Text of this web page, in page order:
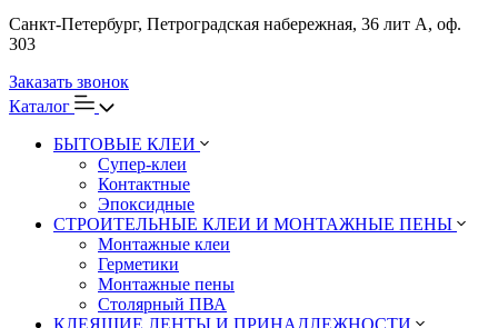
Санкт-Петербург, Петроградская набережная, 36 лит А, оф.
303
Заказать звонок
Каталог
БЫТОВЫЕ КЛЕИ
Супер-клеи
Контактные
Эпоксидные
СТРОИТЕЛЬНЫЕ КЛЕИ И МОНТАЖНЫЕ ПЕНЫ
Монтажные клеи
Герметики
Монтажные пены
Столярный ПВА